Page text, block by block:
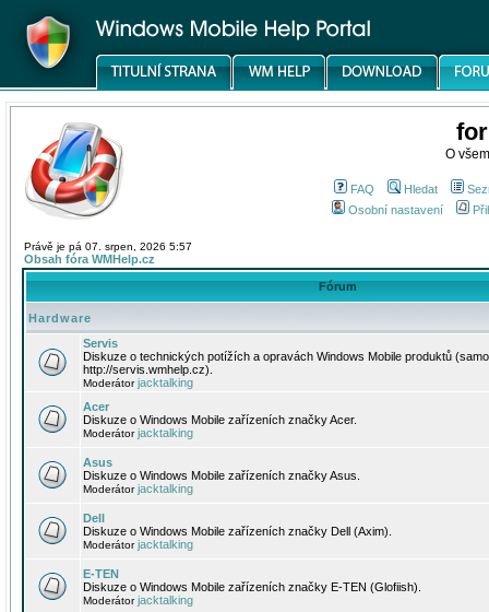
O
FAQ Hledat
Osobní nastavení
Právě je pá 07. srpen, 2026 5:57
Obsah fóra WMHelp.cz
Fórum
Hardware
Servis
Diskuze o technických potížích a opravách Windows Mobile produktů
http://servis.wmhelp.cz).
Moderátorjacktalking
Acer
Diskuze o Windows Mobile zařízeních značky Acer.
Moderátorjacktalking
Asus
Diskuze o Windows Mobile zařízeních značky Asus.
Moderátorjacktalking
Dell
Diskuze o Windows Mobile zařízeních značky Dell (Axim).
Moderátorjacktalking
E-TEN
Diskuze o Windows Mobile zařízeních značky E-TEN (Glofiish).
Moderátorjacktalking